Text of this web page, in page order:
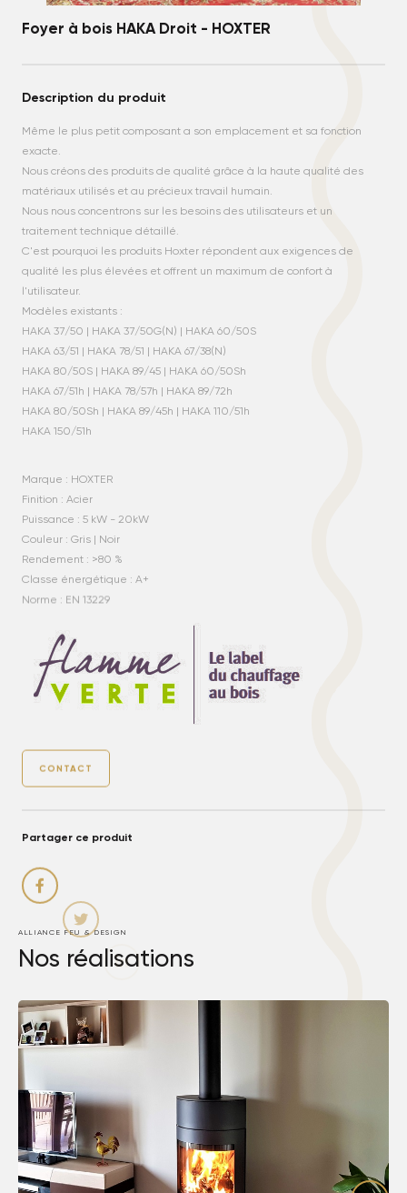
Foyer à bois HAKA Droit - HOXTER
Description du produit
Même le plus petit composant a son emplacement et sa fonction
exacte.
Nous créons des produits de qualité grâce à la haute qualité des
matériaux utilisés et au précieux travail humain.
Nous nous concentrons sur les besoins des utilisateurs et un
traitement technique détaillé.
C'est pourquoi les produits Hoxter répondent aux exigences de
qualité les plus élevées et offrent un maximum de confort à
l'utilisateur.
Modèles existants :
HAKA 37/50 | HAKA 37/50G(N) | HAKA 60/50S
HAKA 63/51 | HAKA 78/51 | HAKA 67/38(N)
HAKA 80/50S | HAKA 89/45 | HAKA 60/50Sh
HAKA 67/51h | HAKA 78/57h | HAKA 89/72h
HAKA 80/50Sh | HAKA 89/45h | HAKA 110/51h
HAKA 150/51h
Marque : HOXTER
Finition : Acier
Puissance : 5 kW - 20kW
Couleur : Gris | Noir
Rendement : >80 %
Classe énergétique : A+
Norme : EN 13229
CONTACT
Partager ce produit
ALLIANCE FEU & DESIGN
Nos réalisations